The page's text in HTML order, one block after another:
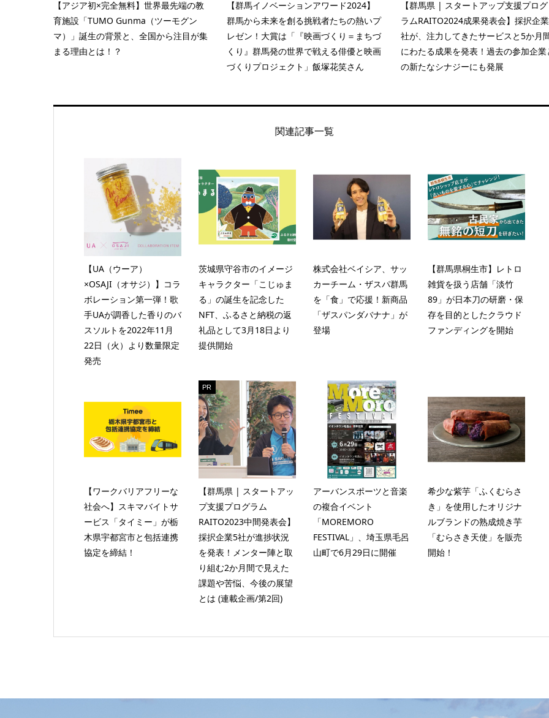
【アジア初×完全無料】世界最先端の教
育施設「TUMO Gunma（ツーモグン
マ）」誕生の背景と、全国から注目が集
まる理由とは！？
【群馬イノベーションアワード2024】
群馬から未来を創る挑戦者たちの熱いプ
レゼン！大賞は「『映画づくり＝まちづ
くり』群馬発の世界で戦える俳優と映画
づくりプロジェクト」飯塚花笑さん
【群馬県 | スタートアップ支援プログ
ラムRAITO2024成果発表会】採択企
社が、注力してきたサービスと5か月
にわたる成果を発表！過去の参加企業
の新たなシナジーにも発展
関連記事一覧
【UA（ウーア）
×OSAJI（オサジ）】コラ
ボレーション第一弾！歌
手UAが調香した香りのバ
スソルトを2022年11月
22日（火）より数量限定
発売
茨城県守谷市のイメージ
キャラクター「こじゅま
る」の誕生を記念した
NFT、ふるさと納税の返
礼品として3月18日より
提供開始
株式会社ベイシア、サッ
カーチーム・ザスパ群馬
を「食」で応援！新商品
「ザスパンダバナナ」が
登場
【群馬県桐生市】レトロ
雑貨を扱う店舗「淡竹
89」が日本刀の研磨・保
存を目的としたクラウド
ファンディングを開始
【ワークバリアフリーな
社会へ】スキマバイトサ
ービス「タイミー」が栃
木県宇都宮市と包括連携
協定を締結！
PR
【群馬県 | スタートアッ
プ支援プログラム
RAITO2023中間発表会】
採択企業5社が進捗状況
を発表！メンター陣と取
り組む2か月間で見えた
課題や苦悩、今後の展望
とは (連載企画/第2回)
アーバンスポーツと音楽
の複合イベント
「MOREMORO
FESTIVAL」、埼玉県毛呂
山町で6月29日に開催
希少な紫芋「ふくむらさ
き」を使用したオリジナ
ルブランドの熟成焼き芋
「むらさき天使」を販売
開始！